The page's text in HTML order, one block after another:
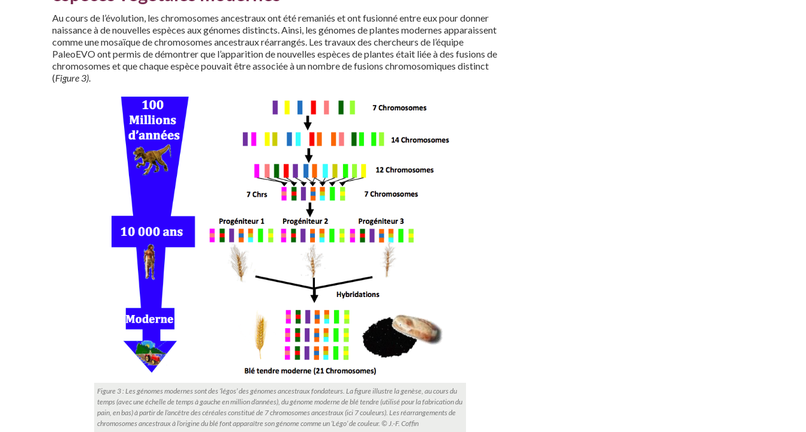
Au cours de l’évolution, les chromosomes ancestraux ont été remaniés et ont fusionné entre eux pour donner
naissance à de nouvelles espèces aux génomes distincts. Ainsi, les génomes de plantes modernes apparaissent
comme une mosaïque de chromosomes ancestraux réarrangés. Les travaux des chercheurs de l’équipe
PaleoEVO ont permis de démontrer que l’apparition de nouvelles espèces de plantes était liée à des fusions de
chromosomes et que chaque espèce pouvait être associée à un nombre de fusions chromosomiques distinct
(Figure 3)
Figure 3 : Les génomes modernes sont des ‘légos’ des génomes ancestraux fondateurs. La figure illustre la genèse, au cours du
temps (avec une échelle de temps à gauche en million d’années), du génome moderne de blé tendre (utilisé pour la fabrication du
pain, en bas) à partir de l’ancêtre des céréales constitué de 7 chromosomes ancestraux (ici 7 couleurs). Les réarrangements de
chromosomes ancestraux à l’origine du blé font apparaître son génome comme un ‘Légo’ de couleur. © J.-F. Coffin